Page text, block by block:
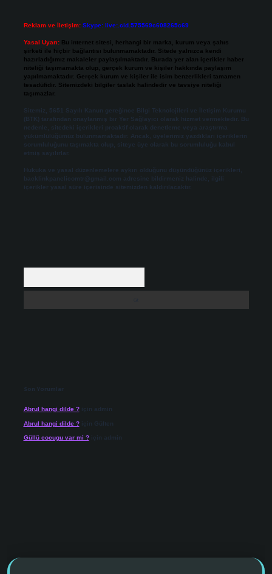
Reklam ve İletişim: Skype: live:.cid.575569c608265c69
Yasal Uyarı: Bu internet sitesi, herhangi bir marka, kurum veya şahıs
şirketi ile hiçbir bağlantısı bulunmamaktadır. Sitede yalnızca kendi
hazırladığımız makaleler paylaşılmaktadır. Burada yer alan içerikler haber
niteliği taşımamakta olup, gerçek kurum ve kişiler hakkında paylaşım
yapılmamaktadır. Gerçek kurum ve kişiler ile isim benzerlikleri tamamen
tesadüfidir. Sitemizdeki bilgiler taslak halindedir ve tavsiye niteliği
taşımazlar.
Sitemiz, 5651 Sayılı Kanun gereğince Bilgi Teknolojileri ve İletişim Kurumu
(BTK) tarafından onaylanmış bir Yer Sağlayıcı olarak hizmet vermektedir. Bu
nedenle, sitedeki içerikleri proaktif olarak denetleme veya araştırma
yükümlülüğümüz bulunmamaktadır. Ancak, üyelerimiz yazdıkları içeriklerin
sorumluluğunu taşımakta olup, siteye üye olarak bu sorumluluğu kabul
etmiş sayılırlar.
Hukuka ve yasal düzenlemelere aykırı olduğunu düşündüğünüz içerikleri,
backlinkpanelicomtr@gmail.com adresine bildirmeniz halinde, ilgili
içerikler yasal süre içerisinde sitemizden kaldırılacaktır.
Son Yorumlar
Abrul hangi dilde ?için admin
Abrul hangi dilde ?için Gülten
Güllü cocugu var mi ?için admin